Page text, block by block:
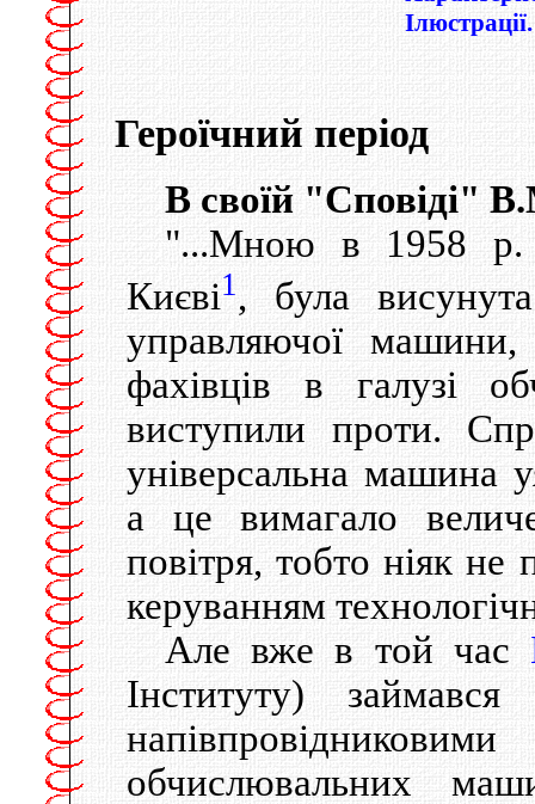
Iлюстрацiї.
Героїчний перiод
В своїй "Сповiдi"
"...Мною в 1958 р.
Києвi1, була
управляючої машини,
фахiвцiв в галузi
виступили проти.
унiверсальна машина
а це вимагало
повiтря, тобто нiяк не
керуванням
Але вже в той час
Iнституту)
обчислювальних